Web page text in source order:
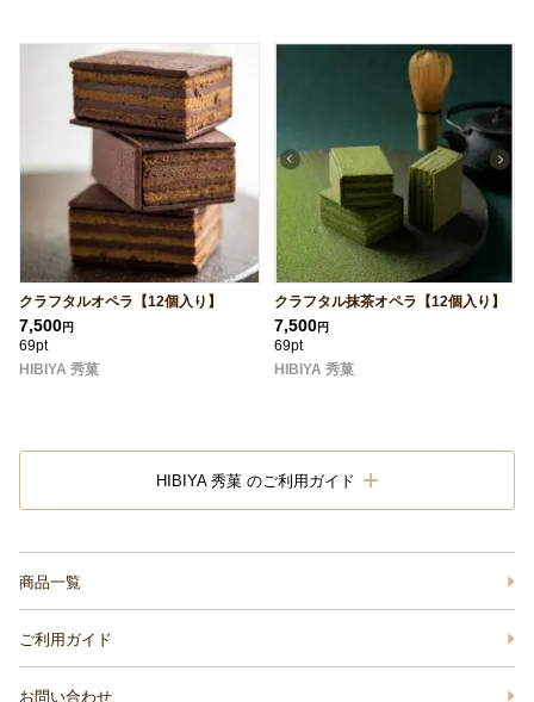
クラフタルオペラ【12個入り】
7,500円
69pt
HIBIYA 秀菓
クラフタル抹茶オペラ【12個入り】
7,500円
69pt
HIBIYA 秀菓
HIBIYA 秀菓 のご利用ガイド
商品一覧
ご利用ガイド
お問い合わせ